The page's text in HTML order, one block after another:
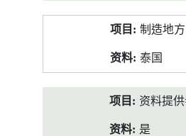
制造地方
泰国
资料提
是